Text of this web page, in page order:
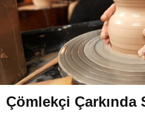
Çömlekçi Çarkında